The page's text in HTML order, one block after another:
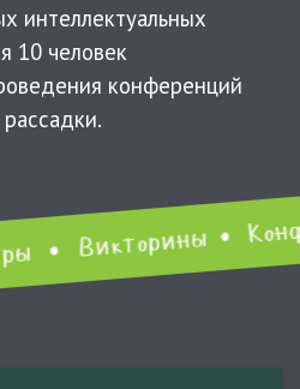
интеллектуальных
10 человек
конференций
•